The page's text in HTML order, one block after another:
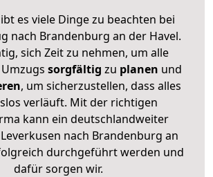
es viele Dinge zu beachten bei
nach Brandenburg an der Havel.
sich Zeit zu nehmen, um alle
sorgfältig zu planen und
, um sicherzustellen, dass alles
verläuft. Mit der richtigen
kann ein deutschlandweiter
nach Brandenburg an
durchgeführt werden und
dafür sorgen wir.